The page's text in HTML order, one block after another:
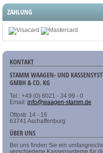
ZAHLUNG
KONTAKT
STAMM WAAGEN- UND
GMBH & CO. KG
Tel.: +49 (0) 6021 - 34 99 - 0
Email: info@waagen-stamm.de
Ottostr. 14 - 16
63741 Aschaffenburg
ÜBER UNS
Bei uns finden Sie ein
verschiedene Kassensysteme für